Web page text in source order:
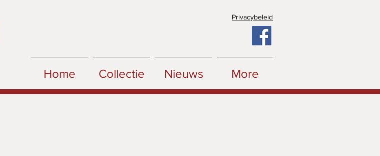
Home Collectie Nieuws More
Privacybeleid